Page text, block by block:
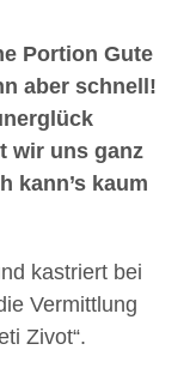
Portion Gute
aber schnell!
wir uns ganz
kann’s kaum
kastriert bei
Vermittlung
Zivot“.